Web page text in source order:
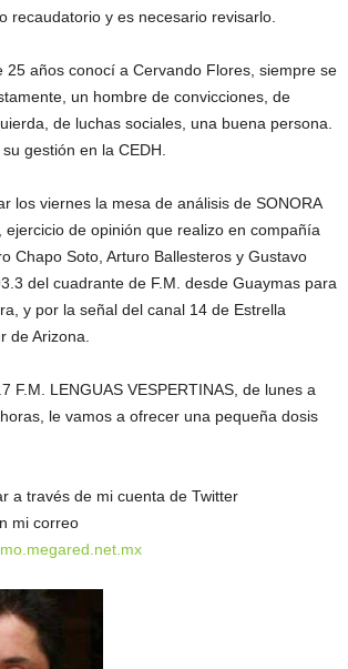
recaudatorio y es necesario revisarlo.
25 años conocí a Cervando Flores, siempre se
un hombre de convicciones, de
de luchas sociales, una buena persona.
gestión en la CEDH.
los viernes la mesa de análisis de SONORA
ejercicio de opinión que realizo en compañía
Chapo Soto, Arturo Ballesteros y Gustavo
del cuadrante de F.M. desde Guaymas para
y por la señal del canal 14 de Estrella
de Arizona.
F.M. LENGUAS VESPERTINAS, de lunes a
le vamos a ofrecer una pequeña dosis
a través de mi cuenta de Twitter
mi correo